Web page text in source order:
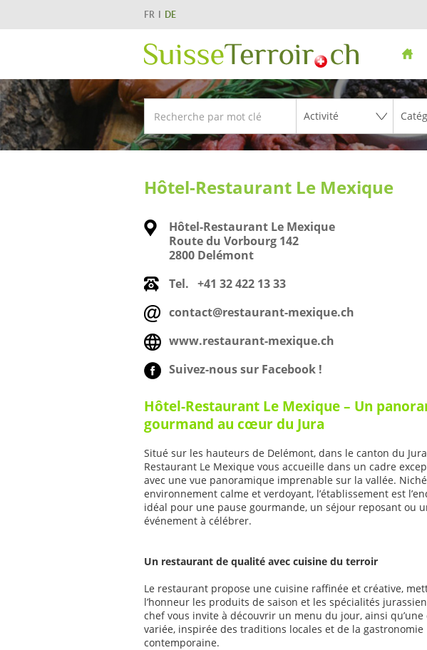
FR DE
Hôtel-Restaurant Le Mexique
Hôtel-Restaurant Le Mexique
Route du Vorbourg 142
2800 Delémont
Tel. +41 32 422 13 33
contact@restaurant-mexique.ch
www.restaurant-mexique.ch
Suivez-nous sur Facebook !
Hôtel-Restaurant Le Mexique – Un
gourmand au cœur du Jura
Situé sur les hauteurs de Delémont, dans le canton du
Restaurant Le Mexique vous accueille dans un cadre
avec une vue panoramique imprenable sur la vallée.
environnement calme et verdoyant, l’établissement est
idéal pour une pause gourmande, un séjour reposant ou
événement à célébrer.
Un restaurant de qualité avec cuisine du terroir
Le restaurant propose une cuisine raffinée et créative,
l’honneur les produits de saison et les spécialités
chef vous invite à découvrir un menu du jour, ainsi qu’une
variée, inspirée des traditions locales et de la gastronomie
contemporaine.